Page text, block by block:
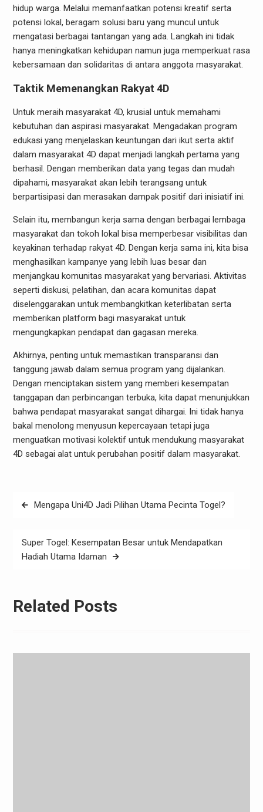
hidup warga. Melalui memanfaatkan potensi kreatif serta
potensi lokal, beragam solusi baru yang muncul untuk
mengatasi berbagai tantangan yang ada. Langkah ini tidak
hanya meningkatkan kehidupan namun juga memperkuat rasa
kebersamaan dan solidaritas di antara anggota masyarakat.
Taktik Memenangkan Rakyat 4D
Untuk meraih masyarakat 4D, krusial untuk memahami
kebutuhan dan aspirasi masyarakat. Mengadakan program
edukasi yang menjelaskan keuntungan dari ikut serta aktif
dalam masyarakat 4D dapat menjadi langkah pertama yang
berhasil. Dengan memberikan data yang tegas dan mudah
dipahami, masyarakat akan lebih terangsang untuk
berpartisipasi dan merasakan dampak positif dari inisiatif ini.
Selain itu, membangun kerja sama dengan berbagai lembaga
masyarakat dan tokoh lokal bisa memperbesar visibilitas dan
keyakinan terhadap rakyat 4D. Dengan kerja sama ini, kita bisa
menghasilkan kampanye yang lebih luas besar dan
menjangkau komunitas masyarakat yang bervariasi. Aktivitas
seperti diskusi, pelatihan, dan acara komunitas dapat
diselenggarakan untuk membangkitkan keterlibatan serta
memberikan platform bagi masyarakat untuk
mengungkapkan pendapat dan gagasan mereka.
Akhirnya, penting untuk memastikan transparansi dan
tanggung jawab dalam semua program yang dijalankan.
Dengan menciptakan sistem yang memberi kesempatan
tanggapan dan perbincangan terbuka, kita dapat menunjukkan
bahwa pendapat masyarakat sangat dihargai. Ini tidak hanya
bakal menolong menyusun kepercayaan tetapi juga
menguatkan motivasi kolektif untuk mendukung masyarakat
4D sebagai alat untuk perubahan positif dalam masyarakat.
PostMengapa Uni4D Jadi Pilihan Utama Pecinta Togel?
Super Togel: Kesempatan Besar untuk Mendapatkan
Hadiah Utama Idaman
Related Posts